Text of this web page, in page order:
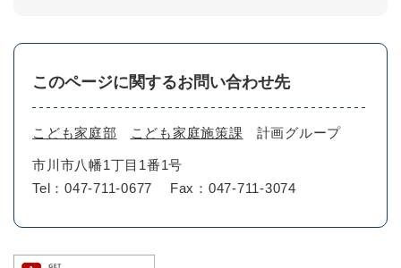
このページに関するお問い合わせ先
こども家庭部 こども家庭施策課 計画グループ
市川市八幡1丁目1番1号
Tel：047-711-0677
Fax：047-711-3074